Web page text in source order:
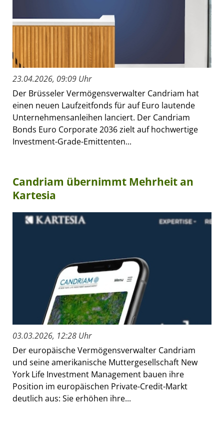
23.04.2026, 09:09 Uhr
Der Brüsseler Vermögensverwalter Candriam hat
einen neuen Laufzeitfonds für auf Euro lautende
Unternehmensanleihen lanciert. Der Candriam
Bonds Euro Corporate 2036 zielt auf hochwertige
Investment-Grade-Emittenten...
Candriam übernimmt Mehrheit an
Kartesia
03.03.2026, 12:28 Uhr
Der europäische Vermögensverwalter Candriam
und seine amerikanische Muttergesellschaft New
York Life Investment Management bauen ihre
Position im europäischen Private-Credit-Markt
deutlich aus: Sie erhöhen ihre...